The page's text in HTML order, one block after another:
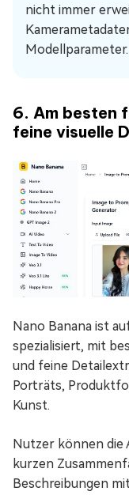
nicht immer
Modellparameter.
6. Am besten
feine visuelle
Nano Banana ist
spezialisiert, mit
und feine
Porträts,
Kunst.
Nutzer können die
kurzen
Beschreibungen